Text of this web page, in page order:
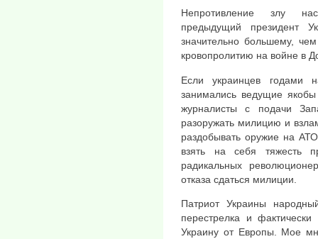
Непротивление злу
предыдущий президент
значительно большему,
кровопролитию на войне в
Если украинцев годами
занимались ведущие
журналисты с подачи
разоружать милицию и
раздобывать оружие на
взять на себя тяжесть
радикальных
отказа сдаться милиции.
Патриот Украины
перестрелка и
Украину от Европы. Мое